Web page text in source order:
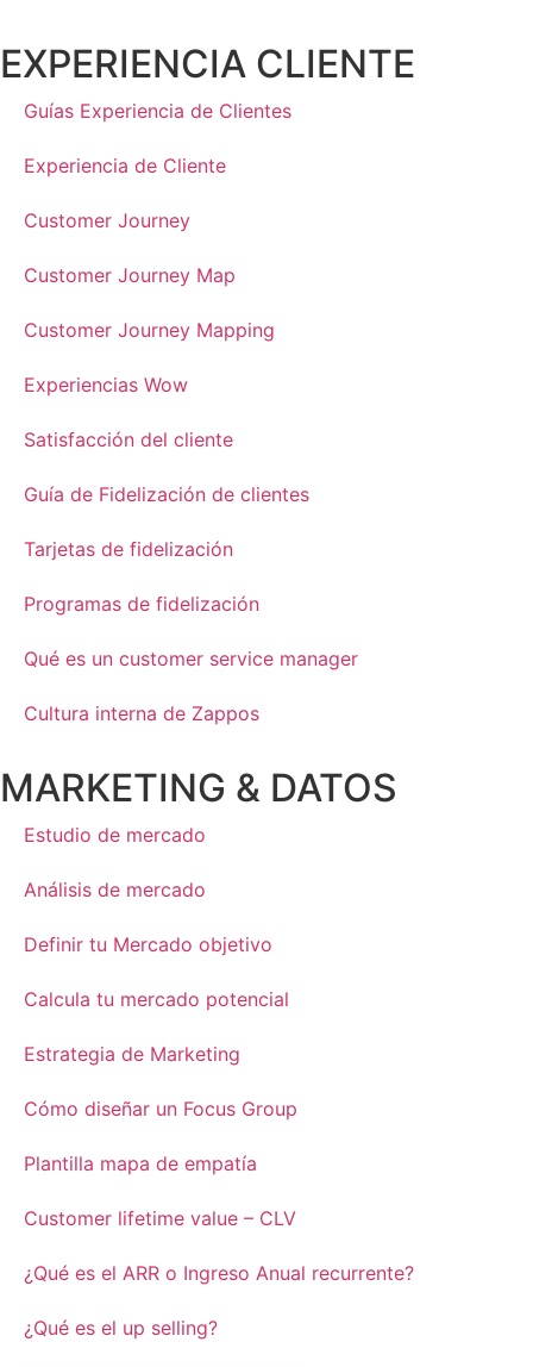
EXPERIENCIA CLIENTE
Guías Experiencia de Clientes
Experiencia de Cliente
Customer Journey
Customer Journey Map
Customer Journey Mapping
Experiencias Wow
Satisfacción del cliente
Guía de Fidelización de clientes
Tarjetas de fidelización
Programas de fidelización
Qué es un customer service manager
Cultura interna de Zappos
MARKETING & DATOS
Estudio de mercado
Análisis de mercado
Definir tu Mercado objetivo
Calcula tu mercado potencial
Estrategia de Marketing
Cómo diseñar un Focus Group
Plantilla mapa de empatía
Customer lifetime value – CLV
¿Qué es el ARR o Ingreso Anual recurrente?
¿Qué es el up selling?